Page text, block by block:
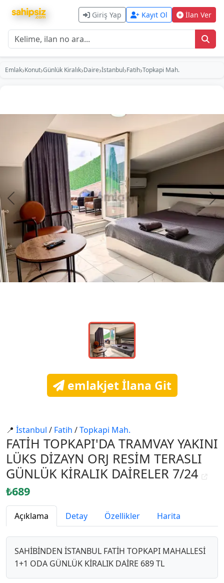
Giriş Yap Kayıt Ol İlan Ver
Emlak›Konut›Günlük Kiralık›Daire›İstanbul›Fati̇h›Topkapi Mah.
Önceki
emlakjet İlana Git
📍 İstanbul / Fati̇h /Topkapi Mah.
FATİH TOPKAPI'DA TRAMVAY YAKINI
LÜKS DİZAYN ORJ RESİM TERASLI
GÜNLÜK KİRALIK DAİRELER 7/24
₺689
Açıklama Detay Özellikler Harita
SAHİBİNDEN İSTANBUL FATİH TOPKAPI MAHALLESİ
1+1 ODA GÜNLÜK KİRALIK DAİRE 689 TL